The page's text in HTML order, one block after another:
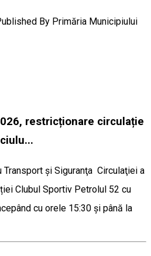
By Primăria Municipiului
restricționare circulație
şi Siguranţa Circulaţiei a
Clubul Sportiv Petrolul 52 cu
cu orele 15:30 și până la